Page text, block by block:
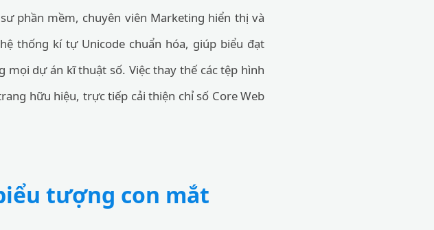
phần mềm, chuyên viên Marketing hiển thị và
thống kí tự Unicode chuẩn hóa, giúp biểu đạt
dự án kĩ thuật số. Việc thay thế các tệp hình
hữu hiệu, trực tiếp cải thiện chỉ số Core Web
tượng con mắt